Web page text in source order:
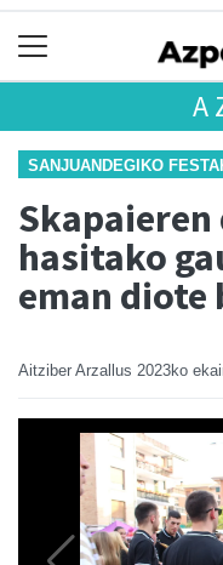
SANJUANDEGIKO
hasitako
eman diote
Aitziber Arzallus 2023ko